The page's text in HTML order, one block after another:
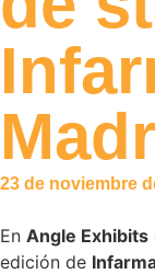
23 de noviembre
En Angle Exhibits
edición de